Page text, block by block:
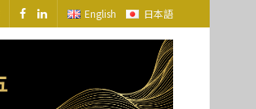
English 日本語